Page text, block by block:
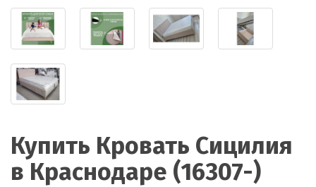
Купить Кровать Сицилия
в Краснодаре (16307-)